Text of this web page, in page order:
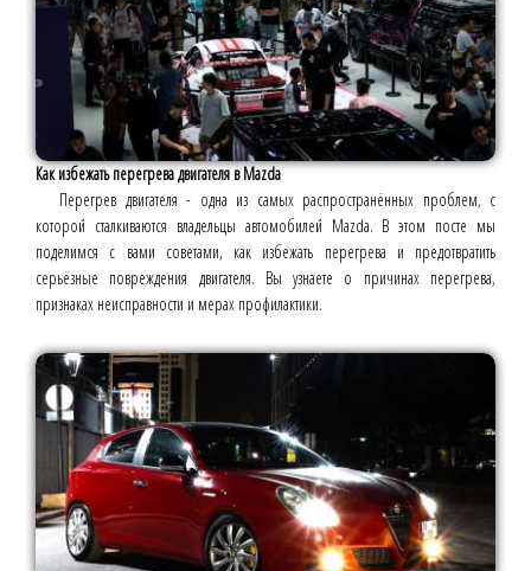
Как избежать перегрева двигателя в Mazda
Перегрев двигателя - одна из самых распространённых проблем, с
которой сталкиваются владельцы автомобилей Mazda. В этом посте мы
поделимся с вами советами, как избежать перегрева и предотвратить
серьёзные повреждения двигателя. Вы узнаете о причинах перегрева,
признаках неисправности и мерах профилактики.